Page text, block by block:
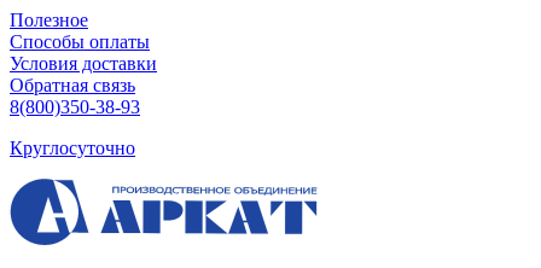
Полезное
Способы оплаты
Условия доставки
Обратная связь
8(800)350-38-93
Круглосуточно